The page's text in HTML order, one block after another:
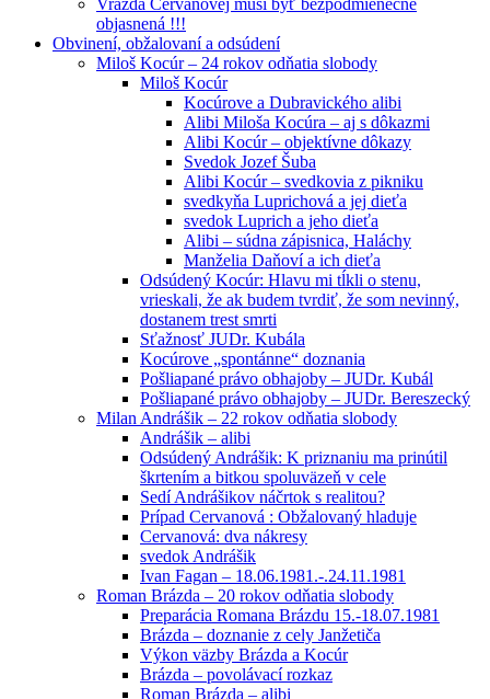
objasnená !!!
Obvinení, obžalovaní a odsúdení
Miloš Kocúr – 24 rokov odňatia slobody
Miloš Kocúr
Kocúrove a Dubravického alibi
Alibi Miloša Kocúra – aj s dôkazmi
Alibi Kocúr – objektívne dôkazy
Svedok Jozef Šuba
Alibi Kocúr – svedkovia z pikniku
svedkyňa Luprichová a jej dieťa
svedok Luprich a jeho dieťa
Alibi – súdna zápisnica, Haláchy
Manželia Daňoví a ich dieťa
Odsúdený Kocúr: Hlavu mi tĺkli o stenu,
vrieskali, že ak budem tvrdiť, že som nevinný,
dostanem trest smrti
Sťažnosť JUDr. Kubála
Kocúrove „spontánne“ doznania
Pošliapané právo obhajoby – JUDr. Kubál
Pošliapané právo obhajoby – JUDr. Bereszecký
Milan Andrášik – 22 rokov odňatia slobody
Andrášik – alibi
Odsúdený Andrášik: K priznaniu ma prinútil
škrtením a bitkou spoluväzeň v cele
Sedí Andrášikov náčrtok s realitou?
Prípad Cervanová : Obžalovaný hladuje
Cervanová: dva nákresy
svedok Andrášik
Ivan Fagan – 18.06.1981.-.24.11.1981
Roman Brázda – 20 rokov odňatia slobody
Preparácia Romana Brázdu 15.-18.07.1981
Brázda – doznanie z cely Janžetiča
Výkon väzby Brázda a Kocúr
Brázda – povolávací rozkaz
Roman Brázda – alibi